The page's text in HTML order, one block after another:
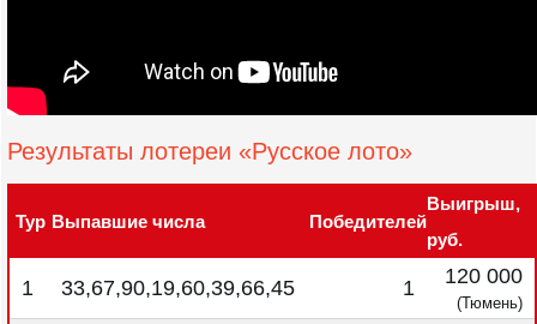
Результаты лотереи «Русское лото»
Тур Выпавшие числа Победителей
Выигрыш,
руб.
1 33,67,90,19,60,39,66,45 1 120 000
(Тюмень)